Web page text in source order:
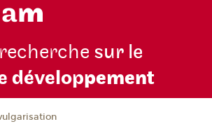
sur le
développement